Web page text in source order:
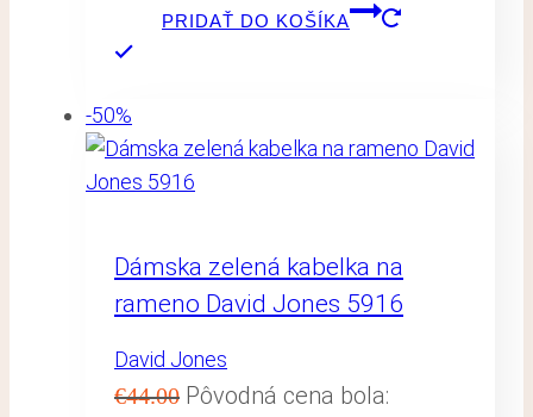
PRIDAŤ DO KOŠÍKA
-50%
Dámska zelená kabelka na
rameno David Jones 5916
David Jones
€44.00 Pôvodná cena bola: